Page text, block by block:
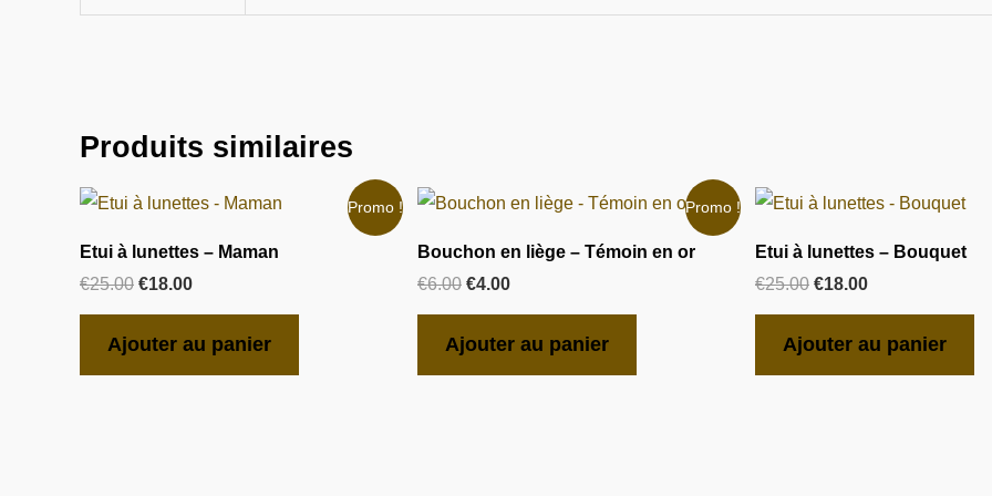
Produits similaires
Promo !
Etui à lunettes – Maman
€25.00
Le
initial
€25.00.
€18.00
Le
actuel
€18.00.
Ajouter au panier
Promo !
Bouchon en liège – Témoin en or
€6.00
Le
initial
€6.00.
€4.00
Le
actuel
€4.00.
Ajouter au panier
Etui à lunettes – Bouquet
€25.00
Le
initial
€25.00.
€18.00
Le
actuel
€18.00.
Ajouter au panier